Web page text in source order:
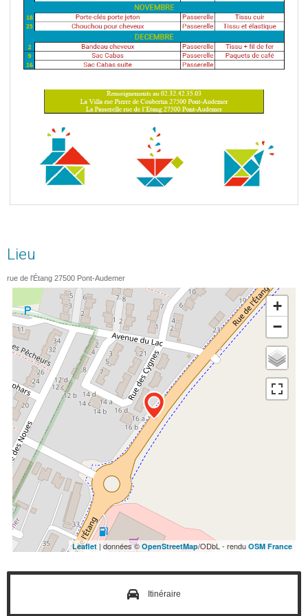
Lieu
rue de l'Étang 27500 Pont-Audemer
+
−
Leaflet | données © OpenStreetMap/ODbL - rendu OSM France
Itinéraire